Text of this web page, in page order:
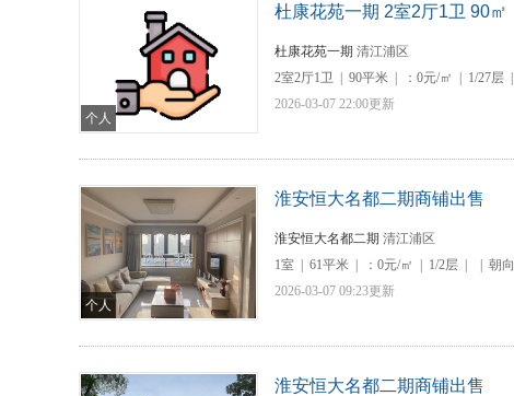
个人
杜康花苑一期 2室2厅1卫 90㎡
杜康花苑一期 清江浦区
2室2厅1卫
90平米 ：0元/㎡ 1/27层
2026-03-07 22:00更新
个人
淮安恒大名都二期商铺出售
淮安恒大名都二期 清江浦区
1室
61平米 ：0元/㎡ 1/2层 朝向
2026-03-07 09:23更新
淮安恒大名都二期商铺出售